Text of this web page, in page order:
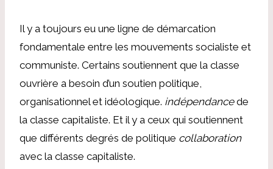
Il y a toujours eu une ligne de démarcation
fondamentale entre les mouvements socialiste et
communiste. Certains soutiennent que la classe
ouvrière a besoin d’un soutien politique,
organisationnel et idéologique. indépendancede
la classe capitaliste. Et il y a ceux qui soutiennent
que différents degrés de politique collaboration
avec la classe capitaliste.